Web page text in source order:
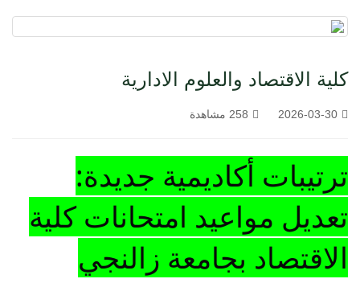
كلية الاقتصاد والعلوم الادارية
2026-03-30 258 مشاهدة
ترتيبات أكاديمية جديدة:
تعديل مواعيد امتحانات كلية
الاقتصاد بجامعة زالنجي